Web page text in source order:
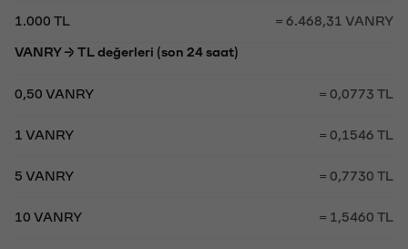
1.000 TL = 6.468,31 VANRY
VANRY → TL değerleri (son 24 saat)
0,50 VANRY = 0,0773 TL
1 VANRY = 0,1546 TL
5 VANRY = 0,7730 TL
10 VANRY = 1,5460 TL